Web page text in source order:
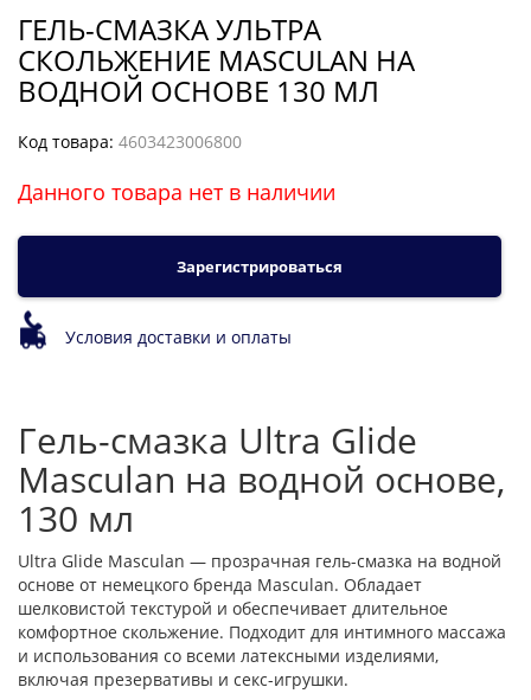
ГЕЛЬ-СМАЗКА УЛЬТРА
СКОЛЬЖЕНИЕ MASCULAN НА
ВОДНОЙ ОСНОВЕ 130 МЛ
Код товара: 4603423006800
Данного товара нет в наличии
Зарегистрироваться
Условия доставки и оплаты
Гель-смазка Ultra Glide
Masculan на водной основе,
130 мл
Ultra Glide Masculan — прозрачная гель-смазка на водной
основе от немецкого бренда Masculan. Обладает
шелковистой текстурой и обеспечивает длительное
комфортное скольжение. Подходит для интимного массажа
и использования со всеми латексными изделиями,
включая презервативы и секс-игрушки.